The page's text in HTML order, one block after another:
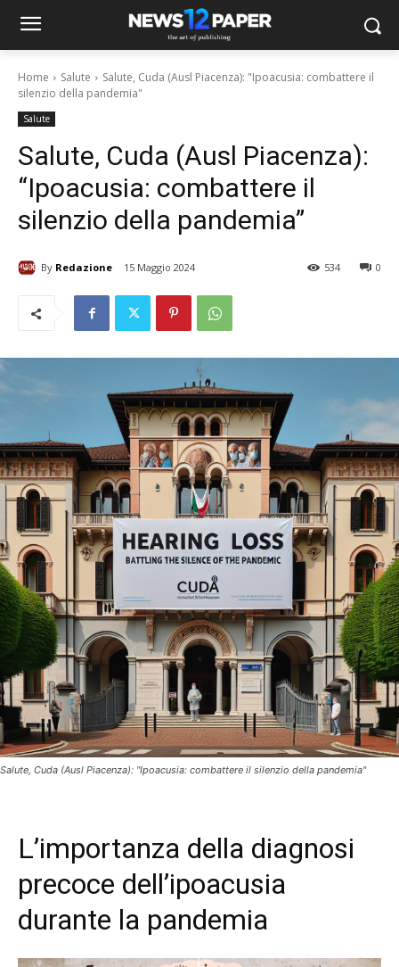
Home Salute
Salute, Cuda (Ausl Piacenza): "Ipoacusia: combattere il
silenzio della pandemia"
Salute
Salute, Cuda (Ausl Piacenza):
“Ipoacusia: combattere il
silenzio della pandemia”
By Redazione 15 Maggio 2024 0
534
Salute, Cuda (Ausl Piacenza): "Ipoacusia: combattere il silenzio della pandemia"
L’importanza della diagnosi
precoce dell’ipoacusia
durante la pandemia